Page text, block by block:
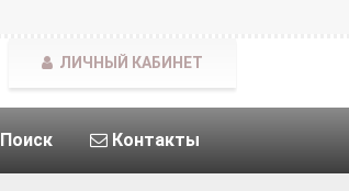
Поиск Контакты
ЛИЧНЫЙ КАБИНЕТ